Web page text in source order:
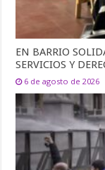
EN BARRIO
SERVICIOS Y
6 de agosto de 2026